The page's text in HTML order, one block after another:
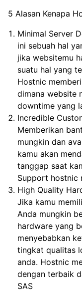
5 Alasan Kenapa
Minimal Server
ini sebuah hal
jika websitemu
suatu hal yang
Hostnic
dimana website
downtime yang
Incredible
Memberikan
mungkin dan
kamu akan
tanggap saat
Support hostnic
High Quality
Jika kamu
Anda mungkin
hardware yang
menyebabkan
tingkat qualitas
anda. Hostnic
dengan terbaik
SAS